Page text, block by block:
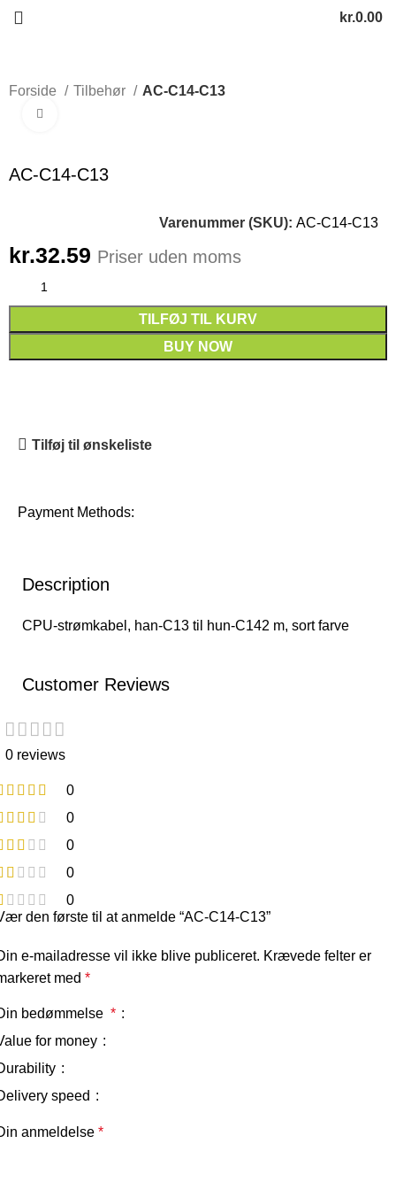
kr.0.00
Forside Tilbehør AC-C14-C13
AC-C14-C13
Varenummer (SKU): AC-C14-C13
kr.32.59 Priser uden moms
TILFØJ TIL KURV
BUY NOW
Tilføj til ønskeliste
Payment Methods:
Description
CPU-strømkabel, han-C13 til hun-C142 m, sort farve
Customer Reviews
0 reviews
0
0
0
0
0
den første til at anmelde “AC-C14-C13”
e-mailadresse vil ikke blive publiceret. Krævede felter er
med *
bedømmelse *
for money
speed
anmeldelse *